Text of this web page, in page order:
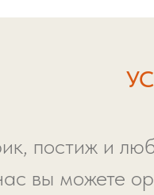
постиж и
вы можете